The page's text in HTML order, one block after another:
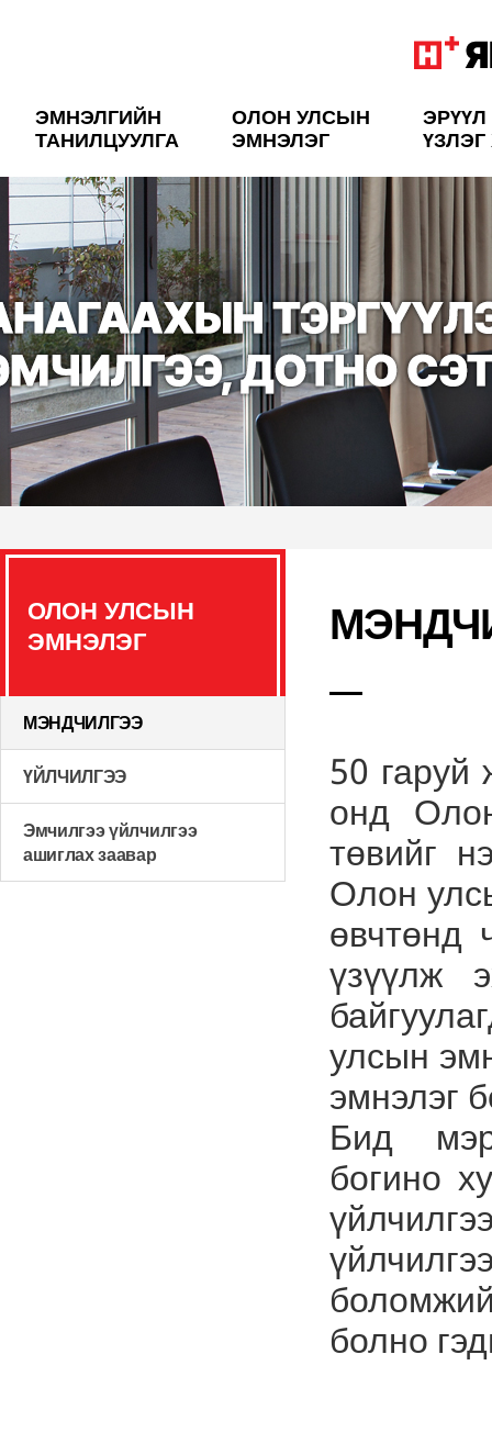
ЭМНЭЛГИЙН
ТАНИЛЦУУЛГА
ОЛОН УЛСЫН
ЭМНЭЛЭГ
ОЛОН УЛСЫН
ЭМНЭЛЭГ
МЭНДЧИЛГЭЭ
ҮЙЛЧИЛГЭЭ
Эмчилгээ үйлчилгээ
ашиглах заавар
50
онд
төвийг
Олон
өвчтөнд
үзүүлж
улсын
эмнэлэг
Бид
богино
болно